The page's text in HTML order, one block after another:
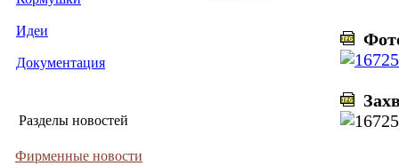
Идеи
Документация
Разделы новостей
Фирменные новости